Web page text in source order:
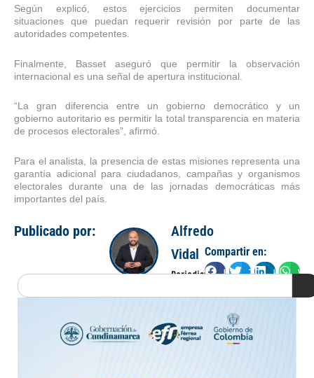
Según explicó, estos ejercicios permiten documentar
situaciones que puedan requerir revisión por parte de las
autoridades competentes.
Finalmente, Basset aseguró que permitir la observación
internacional es una señal de apertura institucional.
“La gran diferencia entre un gobierno democrático y un
gobierno autoritario es permitir la total transparencia en materia
de procesos electorales”, afirmó.
Para el analista, la presencia de estas misiones representa una
garantía adicional para ciudadanos, campañas y organismos
electorales durante una de las jornadas democráticas más
importantes del país.
Publicado por:
Alfredo
Vidal
Periodista
Compartir en:
FacebookTwitterLinkedIn
Search